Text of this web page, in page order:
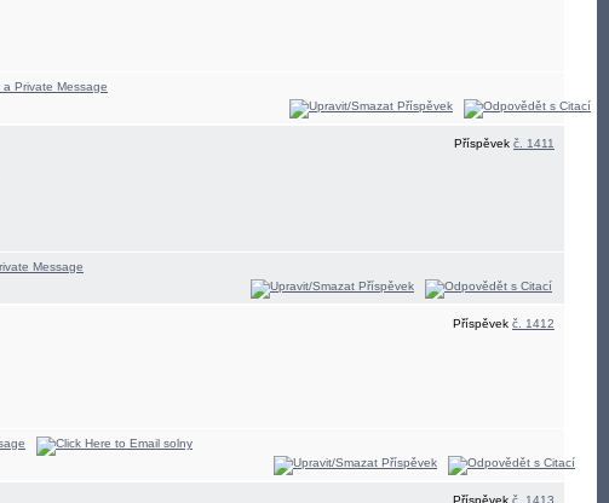
Příspěvek č. 1411
Příspěvek č. 1412
Příspěvek č. 1413